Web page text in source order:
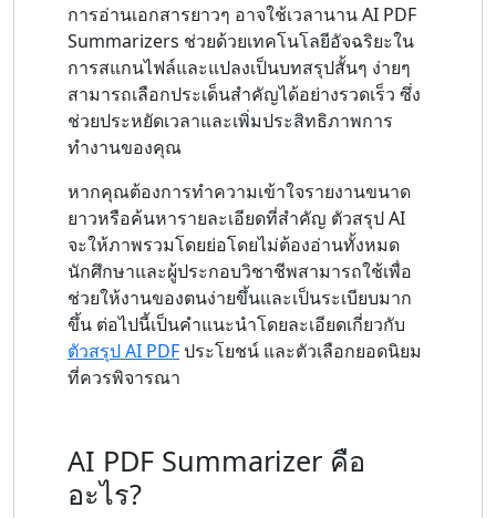
การอ่านเอกสารยาวๆ อาจใช้เวลานาน AI PDF
Summarizers ช่วยด้วยเทคโนโลยีอัจฉริยะใน
การสแกนไฟล์และแปลงเป็นบทสรุปสั้นๆ ง่ายๆ
สามารถเลือกประเด็นสำคัญได้อย่างรวดเร็ว ซึ่ง
ช่วยประหยัดเวลาและเพิ่มประสิทธิภาพการ
ทำงานของคุณ
หากคุณต้องการทำความเข้าใจรายงานขนาด
ยาวหรือค้นหารายละเอียดที่สำคัญ ตัวสรุป AI
จะให้ภาพรวมโดยย่อโดยไม่ต้องอ่านทั้งหมด
นักศึกษาและผู้ประกอบวิชาชีพสามารถใช้เพื่อ
ช่วยให้งานของตนง่ายขึ้นและเป็นระเบียบมาก
ขึ้น ต่อไปนี้เป็นคำแนะนำโดยละเอียดเกี่ยวกับ
ตัวสรุป AI PDFประโยชน์ และตัวเลือกยอดนิยม
ที่ควรพิจารณา
AI PDF Summarizer คือ
อะไร?